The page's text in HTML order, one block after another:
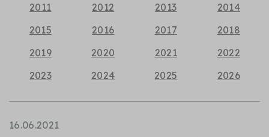
2011
2012 2013
2014
2015
2016 2017
2018
2019
2020 2021
2022
2023
2024 2025 2026
16.06.2021